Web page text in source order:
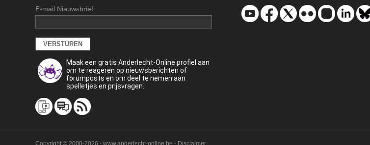
E-mail Nieuwsbrief:
Maak een gratis Anderlecht-Online profiel aan
om te reageren op nieuwsberichten of
forumposts en om deel te nemen aan
spelletjes en prijsvragen.
Copyright © 2000-2026 - www.anderlecht-online.be - Disclaimer